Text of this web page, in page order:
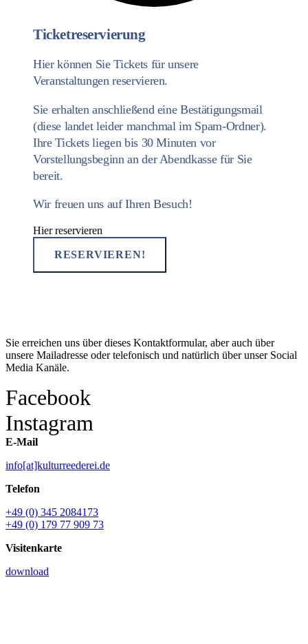
Ticketreservierung
Hier können Sie Tickets für unsere
Veranstaltungen reservieren.
Sie erhalten anschließend eine Bestätigungsmail
(diese landet leider manchmal im Spam-Ordner).
Ihre Tickets liegen bis 30 Minuten vor
Vorstellungsbeginn an der Abendkasse für Sie
bereit.
Wir freuen uns auf Ihren Besuch!
Hier reservieren
RESERVIEREN!
Sie erreichen uns über dieses Kontaktformular, aber auch über
unsere Mailadresse oder telefonisch und natürlich über unser Social
Media Kanäle.
Facebook
Instagram
E-Mail
info[at]kulturreederei.de
Telefon
+49 (0) 345 2084173
+49 (0) 179 77 909 73
Visitenkarte
download